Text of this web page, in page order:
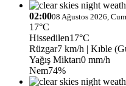
02:0008 Ağustos 2026,
17°C
Hissedilen17°C
Rüzgar7 km/h | Kıble
Yağış Miktarı0 mm/h
Nem74%